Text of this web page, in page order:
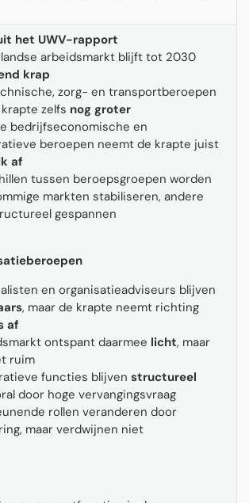
het UWV-rapport
arbeidsmarkt blijft tot 2030
krap
zorg- en transportberoepen
zelfs nog groter
bedrijfseconomische en
beroepen neemt de krapte juist
af
tussen beroepsgroepen worden
markten stabiliseren, andere
gespannen
en organisatieadviseurs blijven
, maar de krapte neemt richting
af
ontspant daarmee licht, maar
ruim
functies blijven structureel
door hoge vervangingsvraag
rollen veranderen door
maar verdwijnen niet